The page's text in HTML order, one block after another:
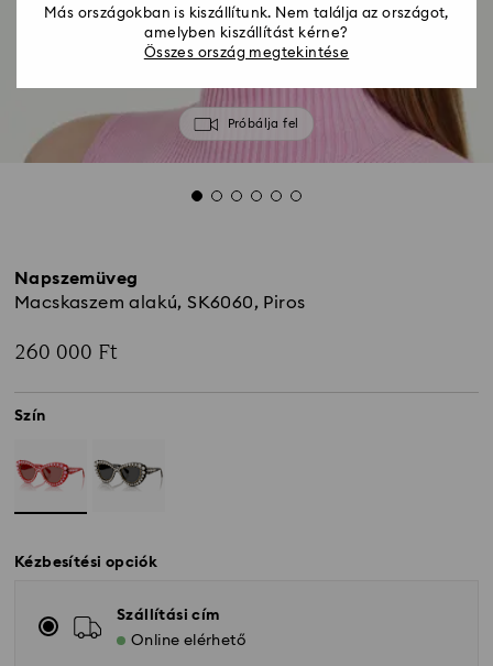
Próbálja fel
Napszemüveg
Macskaszem alakú, SK6060, Piros
260 000 Ft
Szín
Kézbesítési opciók
Szállítási cím
Online elérhető
Más országokban is kiszállítunk. Nem találja az országot,
amelyben kiszállítást kérne?
Összes ország megtekintése